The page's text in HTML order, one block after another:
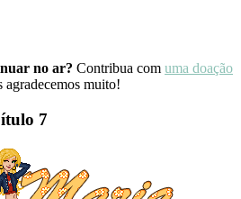
no ar? Contribua com uma doação
agradecemos muito!
7